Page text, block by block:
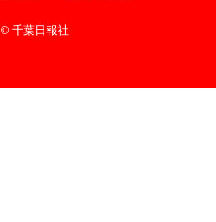
© 千葉日報社